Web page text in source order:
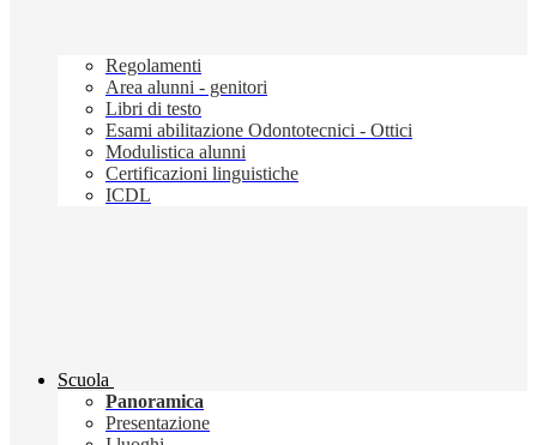
Regolamenti
Area alunni - genitori
Libri di testo
Esami abilitazione Odontotecnici - Ottici
Modulistica alunni
Certificazioni linguistiche
ICDL
Scuola
Panoramica
Presentazione